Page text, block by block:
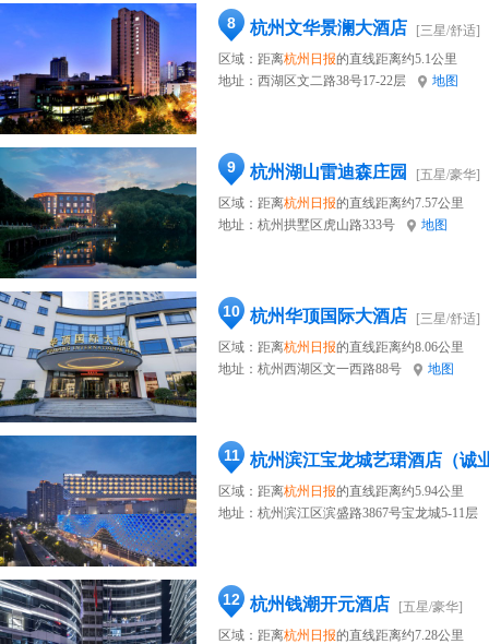
8 杭州文华景澜大酒店
[三星/舒适]
区域：距离杭州日报的直线距离约5.1公里
地址： 西湖区文二路38号17-22层 地图
9 杭州湖山雷迪森庄园
[五星/豪华]
区域：距离杭州日报的直线距离约7.57公里
地址： 杭州拱墅区虎山路333号 地图
10 杭州华顶国际大酒店
[三星/舒适]
区域：距离杭州日报的直线距离约8.06公里
地址： 杭州西湖区文一西路88号 地图
11 杭州滨江宝龙城艺珺酒店（诚
区域：距离杭州日报的直线距离约5.94公里
地址： 杭州滨江区滨盛路3867号宝龙城5-11层
12 杭州钱潮开元酒店
[五星/豪华]
区域：距离杭州日报的直线距离约7.28公里